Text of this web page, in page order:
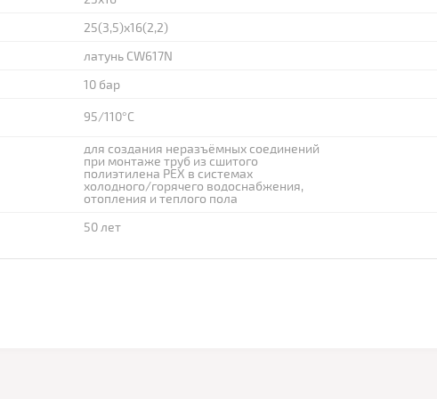
25(3,5)х16(2,2)
латунь CW617N
10 бар
95/110°С
для создания неразъёмных соединений
при монтаже труб из сшитого
полиэтилена PEX в системах
холодного/горячего водоснабжения,
отопления и теплого пола
50 лет